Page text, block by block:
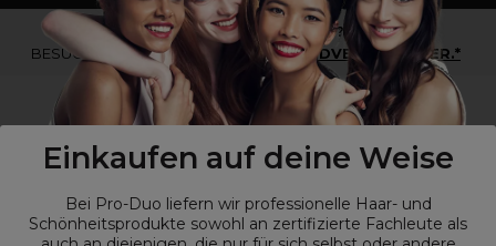
Einkaufen auf deine Weise
Bei Pro-Duo liefern wir professionelle Haar- und
Schönheitsprodukte sowohl an zertifizierte Fachleute als
*Du bist kein Profikunde?
BESUCHE
UNSERE WEBSEITE FÜR ENDVERBRAUCHER.*